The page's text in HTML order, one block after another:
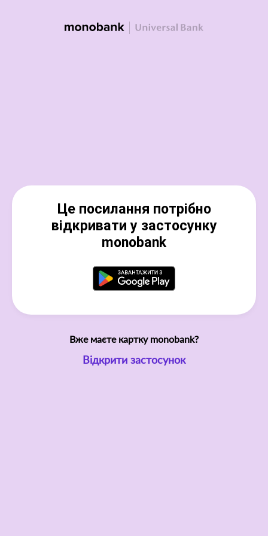
Це посилання потрібно
відкривати у застосунку
monobank
Вже маєте картку monobank?
Відкрити застосунок